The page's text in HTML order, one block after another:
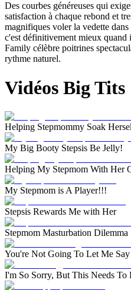
Des courbes généreuses qui
satisfaction à chaque rebond et
magnifiques voler la vedette
c'est définitivement mieux
Family célèbre poitrines
rythme naturel.
Vidéos Big Tits
Helping Stepmommy Soak
My Big Booty Stepsis Be Jelly!
Helping My Stepmom With Her
My Stepmom is A Player!!!
Stepsis Rewards Me with Her
Stepmom Masturbation Dilemma
You're Not Going To Let Me
I'm So Sorry, But This Needs To